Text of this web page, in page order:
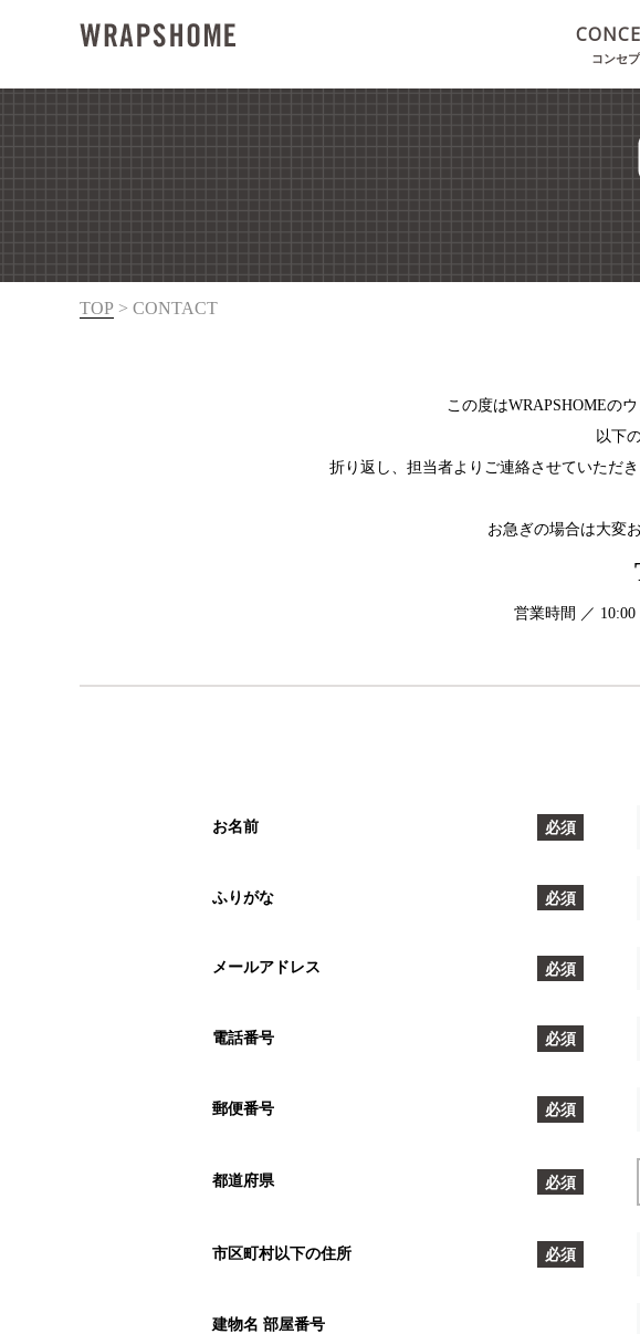
コンセ
TOP > CONTACT
この度はWRAPSHOMEの
以下
折り返し、担当者よりご連絡させていただ
お急ぎの場合は大変
営業時間 ／
お名前
ふりがな
メールアドレス
電話番号
郵便番号
都道府県
市区町村以下の住所
建物名 部屋番号